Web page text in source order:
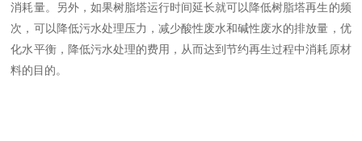
消耗量。另外，如果树脂塔运行时间延长就可以降低树脂塔再生的频
次，可以降低污水处理压力，减少酸性废水和碱性废水的排放量，优
化水平衡，降低污水处理的费用，从而达到节约再生过程中消耗原材
料的目的。